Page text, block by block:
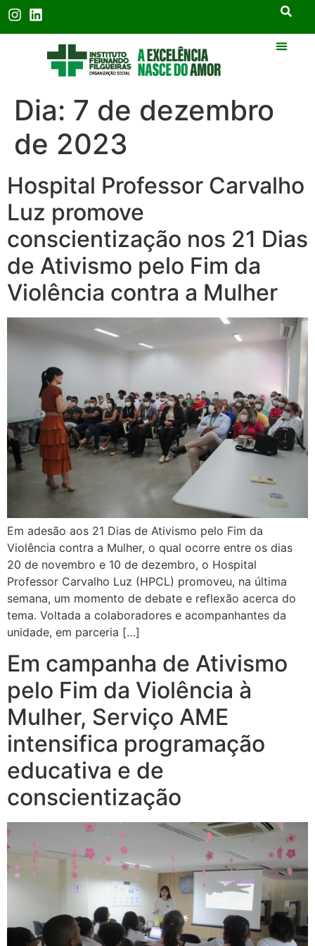
Dia: 7 de dezembro
de 2023
Hospital Professor Carvalho
Luz promove
conscientização nos 21 Dias
de Ativismo pelo Fim da
Violência contra a Mulher
Em adesão aos 21 Dias de Ativismo pelo Fim da
Violência contra a Mulher, o qual ocorre entre os dias
20 de novembro e 10 de dezembro, o Hospital
Professor Carvalho Luz (HPCL) promoveu, na última
semana, um momento de debate e reflexão acerca do
tema. Voltada a colaboradores e acompanhantes da
unidade, em parceria […]
Em campanha de Ativismo
pelo Fim da Violência à
Mulher, Serviço AME
intensifica programação
educativa e de
conscientização